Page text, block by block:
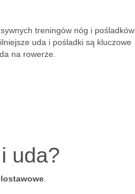
treningów nóg i pośladków
uda i pośladki są kluczowe
na rowerze.
uda?